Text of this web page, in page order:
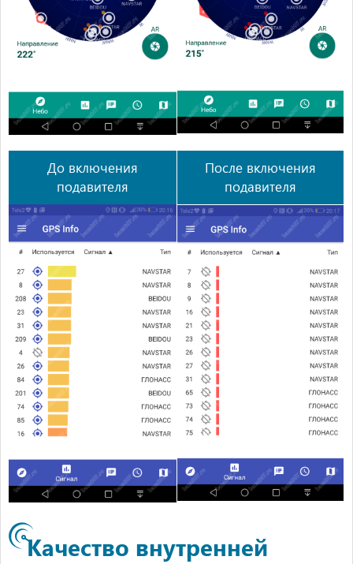
До включения
подавителя
После включения
подавителя
Качество внутренней